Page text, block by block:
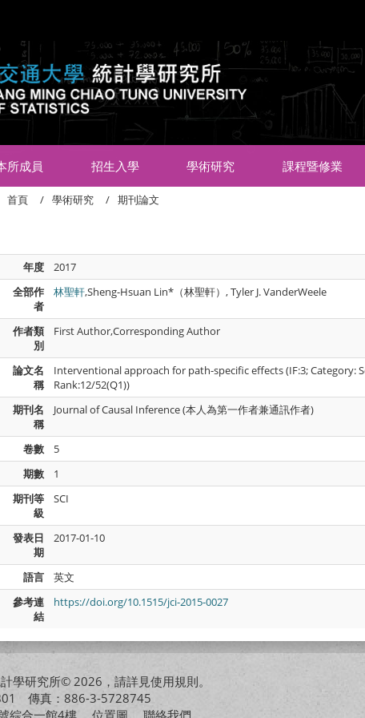
所成員 招生入學 學術研究 課程暨修業
首頁 學術研究 期刊論文
年度
2017
全部作
者
林聖軒,Sheng-Hsuan Lin*（林聖軒）, Tyler J. VanderWeele
作者類
別
First Author,Corresponding Author
論文名
稱
Interventional approach for path-specific effects (IF:3; Category:
Rank:12/52(Q1))
期刊名
稱
Journal of Causal Inference (本人為第一作者兼通訊作者)
卷數
5
期數
1
期刊等
級
SCI
發表日
期
2017-01-10
語言
英文
參考連
結
https://doi.org/10.1515/jci-2015-0027
學研究所© 2026，請詳見使用規則。
傳真：886-3-5728745
綜合一館4樓 位置圖 聯絡我們